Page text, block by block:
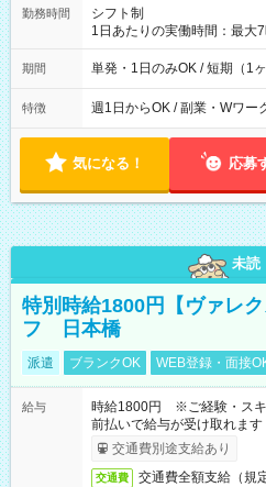
間】試用期間なし
勤務時間
シフト制
1日あたりの実働時間：最
間は 試験により異なりま
期間 単発・1日のみOK / 短期（1ヶ
特徴 週1日からOK / 副業・Wワー
気になる！ 応募
未読
特別時給1800円【ヴァレ
フ 日本橋
派遣 ブランクOK WEB登録・面接
給与
時給1800円 ※ご経験・スキ
前払いで給与が受け取れま
交通費別途支給あり
交通費 交通費全額支給（規